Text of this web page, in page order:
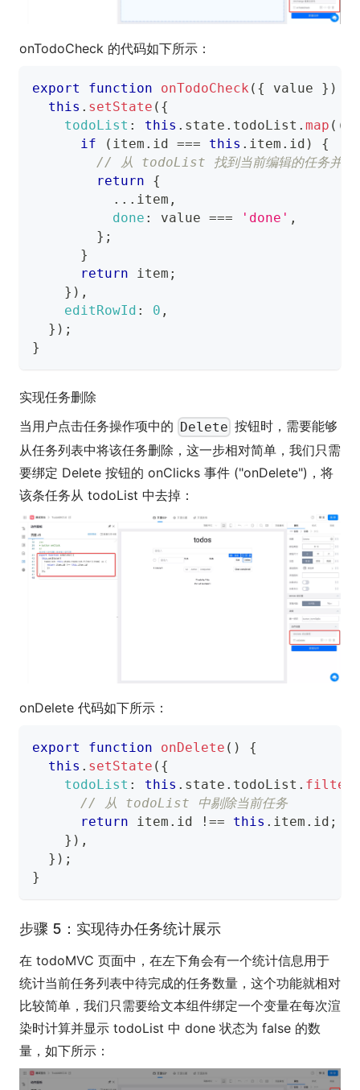
onTodoCheck 的代码如下所示：
export function onTodoCheck ( { value } )
this . setState ( {
todoList : this . state . todoList . map ( (
if
( item . id === this . item . id )
{
// 从 todoList 找到当前编辑的任务并更
return
{
... item ,
done : value === 'done' ,
} ;
}
return item ;
} ) ,
editRowId : 0 ,
} ) ;
}
实现任务删除
当用户点击任务操作项中的 Delete 按钮时，需要能够
从任务列表中将该任务删除，这一步相对简单，我们只需
要绑定 Delete 按钮的 onClicks 事件 ("onDelete")，将
该条任务从 todoList 中去掉：
onDelete 代码如下所示：
export function onDelete ( )
{
this . setState ( {
todoList : this . state . todoList . filter
// 从 todoList 中剔除当前任务
return item . id !== this . item . id ;
} ) ,
} ) ;
}
步骤 5：实现待办任务统计展示
在 todoMVC 页面中，在左下角会有一个统计信息用于
统计当前任务列表中待完成的任务数量，这个功能就相对
比较简单，我们只需要给文本组件绑定一个变量在每次渲
染时计算并显示 todoList 中 done 状态为 false 的数
量，如下所示：